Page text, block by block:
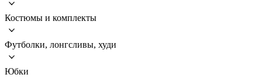
Костюмы и комплекты
Футболки, лонгсливы, худи
Юбки